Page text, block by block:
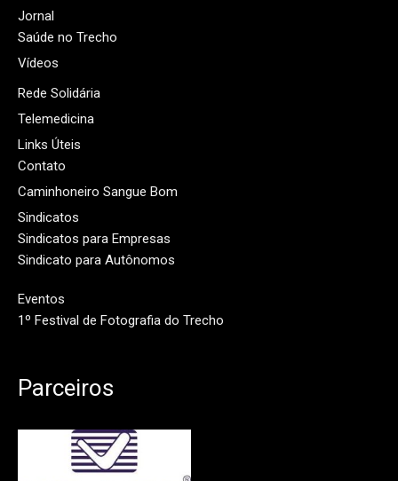
Jornal
Saúde no Trecho
Vídeos
Rede Solidária
Telemedicina
Links Úteis
Contato
Caminhoneiro Sangue Bom
Sindicatos
Sindicatos para Empresas
Sindicato para Autônomos
Eventos
1º Festival de Fotografia do Trecho
Parceiros